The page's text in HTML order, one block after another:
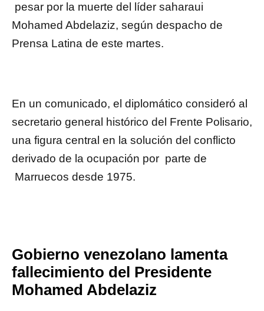
pesar por la muerte del líder saharaui
Mohamed Abdelaziz, según despacho de
Prensa Latina de este martes.
En un comunicado, el diplomático consideró al
secretario general histórico del Frente Polisario,
una figura central en la solución del conflicto
derivado de la ocupación por parte de
Marruecos desde 1975.
Gobierno venezolano lamenta
fallecimiento del Presidente
Mohamed Abdelaziz